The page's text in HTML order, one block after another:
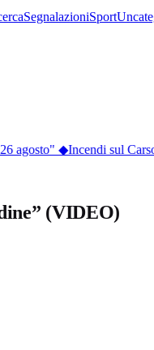
SegnalazioniSport
agosto"◆Incendi sul
(VIDEO)